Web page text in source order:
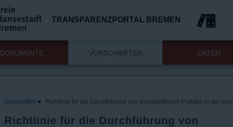
TRANSPARENZPORTAL BREMEN
DOKUMENTE VORSCHRIFTEN DATEN
Vorschriften Richtlinie für die Durchführung von unentgeltlichen Praktika in der
Richtlinie für die Durchführung von